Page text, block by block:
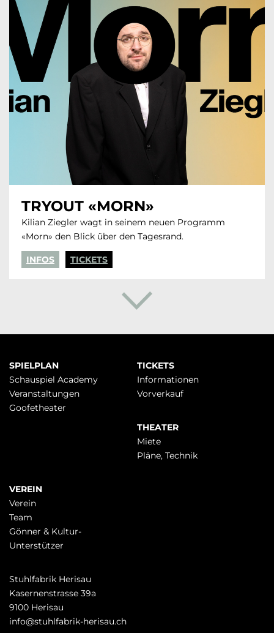
TRYOUT «MORN»
Kilian Ziegler wagt in seinem neuen Programm
«Morn» den Blick über den Tagesrand.
INFOS TICKETS
Navigation
überspringen
SPIELPLAN
Schauspiel Academy
Veranstaltungen
Goofetheater
TICKETS
Infor­mationen
Vorverkauf
THEATER
Miete
Pläne, Technik
VEREIN
Verein
Team
Gönner & Kultur-
Unterstützer
Stuhlfabrik Herisau
Kasernenstrasse 39a
9100 Herisau
info@stuhlfabrik-herisau.ch